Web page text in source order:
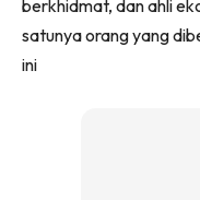
berkhidmat, dan ahli
satunya orang yang
ini